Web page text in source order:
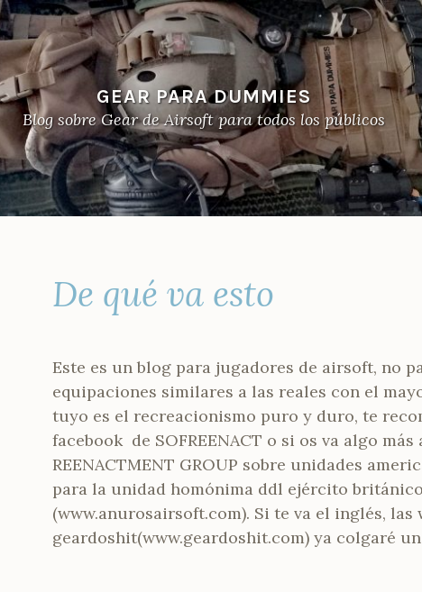
GEAR PARA DUMMIES
Blog sobre Gear de Airsoft para todos los públicos
De qué va esto
Este es un blog para jugadores de airsoft, no
equipaciones similares a las reales con el
tuyo es el recreacionismo puro y duro, te
facebook de SOFREENACT o si os va algo
REENACTMENT GROUP sobre unidades
para la unidad homónima ddl ejército
(www.anurosairsoft.com). Si te va el inglés, las
geardoshit(www.geardoshit.com) ya colgaré